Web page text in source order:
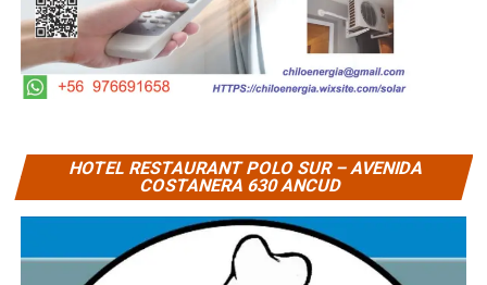
HOTEL RESTAURANT POLO SUR – AVENIDA
COSTANERA 630 ANCUD